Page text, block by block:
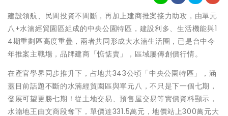
建設領航、民間投資不間斷，再加上建商推案接力助攻，由單元
八+水湳經貿園區組成的中央公園特區，建設利多、生活機能與1
4期重劃區高度重疊，兩者共同形成大水湳生活圈，已是台中今
年推案主戰場，品牌建商「惦惦賣」，區域屢傳創價行情。
在產官學界同步推升下，占地共343公頃「中央公園特區」，涵
蓋目前話題不斷的水湳經貿園區與單元八，不只是下一個七期，
發展可望更勝七期！從土地交易、預售屋交易等實價資料顯示，
水湳地王由文商段奪下，單價達331.5萬元，地價站上300萬元大